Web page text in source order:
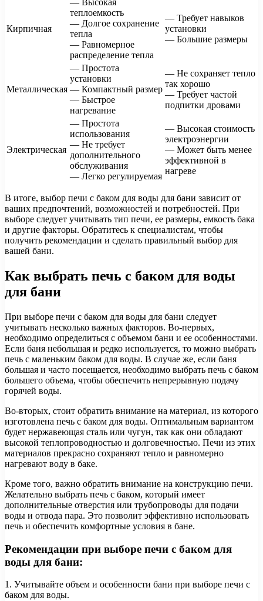
Кирпичная
— Высокая
теплоемкость
— Долгое сохранение
тепла
— Равномерное
распределение тепла
— Требует навыков
установки
— Большие размеры
Металлическая
— Простота
установки
— Компактный размер
— Быстрое
нагревание
— Не сохраняет тепло
так хорошо
— Требует частой
подпитки дровами
Электрическая
— Простота
использования
— Не требует
дополнительного
обслуживания
— Легко регулируемая
— Высокая стоимость
электроэнергии
— Может быть менее
эффективной в
нагреве
В итоге, выбор печи с баком для воды для бани зависит от
ваших предпочтений, возможностей и потребностей. При
выборе следует учитывать тип печи, ее размеры, емкость бака
и другие факторы. Обратитесь к специалистам, чтобы
получить рекомендации и сделать правильный выбор для
вашей бани.
Как выбрать печь с баком для воды
для бани
При выборе печи с баком для воды для бани следует
учитывать несколько важных факторов. Во-первых,
необходимо определиться с объемом бани и ее особенностями.
Если баня небольшая и редко используется, то можно выбрать
печь с маленьким баком для воды. В случае же, если баня
большая и часто посещается, необходимо выбрать печь с баком
большего объема, чтобы обеспечить непрерывную подачу
горячей воды.
Во-вторых, стоит обратить внимание на материал, из которого
изготовлена печь с баком для воды. Оптимальным вариантом
будет нержавеющая сталь или чугун, так как они обладают
высокой теплопроводностью и долговечностью. Печи из этих
материалов прекрасно сохраняют тепло и равномерно
нагревают воду в баке.
Кроме того, важно обратить внимание на конструкцию печи.
Желательно выбрать печь с баком, который имеет
дополнительные отверстия или трубопроводы для подачи
воды и отвода пара. Это позволит эффективно использовать
печь и обеспечить комфортные условия в бане.
Рекомендации при выборе печи с баком для
воды для бани:
1. Учитывайте объем и особенности бани при выборе печи с
баком для воды.